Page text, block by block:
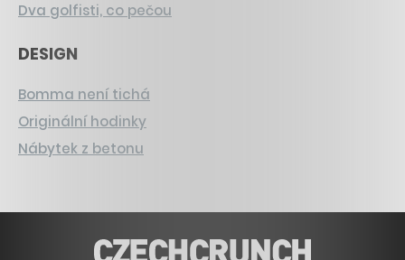
Dva golfisti, co pečou
DESIGN
Bomma není tichá
Originální hodinky
Nábytek z betonu